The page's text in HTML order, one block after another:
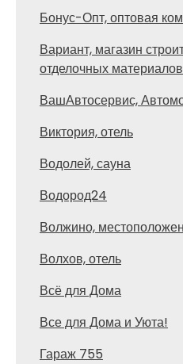
Бонус-Опт, оптовая
Вариант, магазин
отделочных материалов
ВашАвтосервис,
Виктория, отель
Водолей, сауна
Водород24
Волжино,
Волхов, отель
Всё для Дома
Все для Дома и Уюта!
Гараж 755